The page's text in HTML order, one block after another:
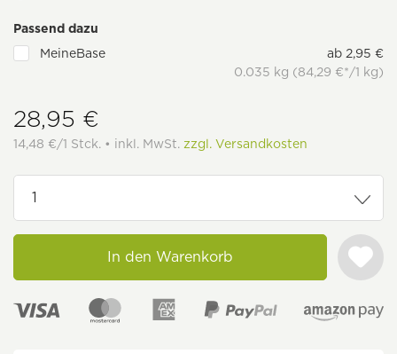
Passend dazu
MeineBase
ab 2,95 €
0.035 kg (84,29 €*/1 kg)
28,95 €
14,48 €/1 Stck. • inkl. MwSt. zzgl. Versandkosten
In den Warenkorb